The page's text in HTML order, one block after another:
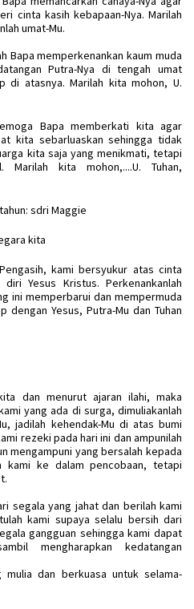
cinta kasih kebapaan-Nya. Marilah
umat-Mu.
Bapa memperkenankan kaum muda
Putra-Nya di tengah umat
di atasnya. Marilah kita mohon, U.
Bapa memberkati kita agar
kita sebarluaskan sehingga tidak
kita saja yang menikmati, tetapi
kita mohon,....U. Tuhan,
sdri Maggie
kita
kami bersyukur atas cinta
Yesus Kristus. Perkenankanlah
ini memperbarui dan mempermuda
dengan Yesus, Putra-Mu dan Tuhan
dan menurut ajaran ilahi, maka
yang ada di surga, dimuliakanlah
jadilah kehendak-Mu di atas bumi
rezeki pada hari ini dan ampunilah
mengampuni yang bersalah kepada
kami ke dalam pencobaan, tetapi
segala yang jahat dan berilah kami
kami supaya selalu bersih dari
gangguan sehingga kami dapat
mengharapkan kedatangan
mulia dan berkuasa untuk selama-